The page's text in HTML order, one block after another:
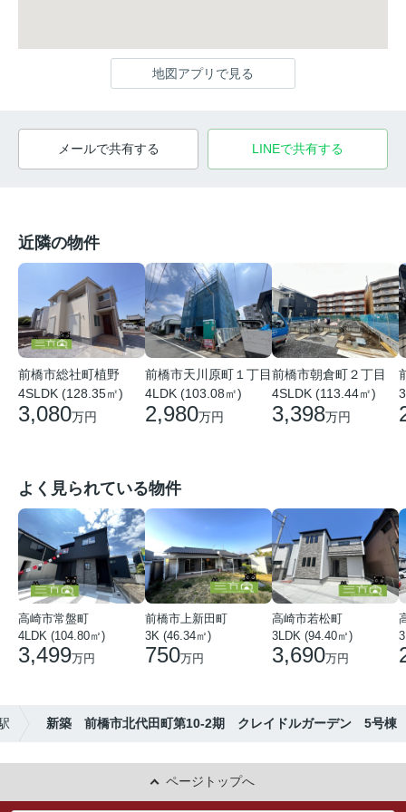
地図アプリで見る
メールで共有する LINEで共有する
近隣の物件
前橋市総社町植野
4SLDK (128.35㎡)
3,080万円
前橋市天川原町１丁目
4LDK (103.08㎡)
2,980万円
前橋市朝倉町２丁目
4SLDK (113.44㎡)
3,398万円
よく見られている物件
高崎市常盤町
4LDK (104.80㎡)
3,499万円
前橋市上新田町
3K (46.34㎡)
750万円
高崎市若松町
3LDK (94.40㎡)
3,690万円
新築 前橋市北代田町第10-2期 クレイドルガーデン 5号棟
ページトップへ